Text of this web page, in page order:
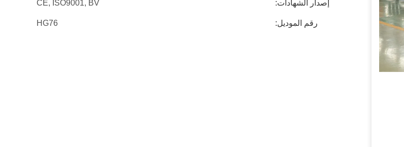
إصدار الشهادات: CE, ISO9001, BV
رقم الموديل: HG76